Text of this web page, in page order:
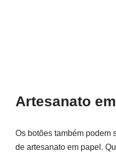
Artesanato
Os botões também podem
de artesanato em papel.